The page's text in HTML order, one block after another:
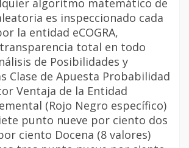
algoritmo matemático de
es inspeccionado cada
la entidad eCOGRA,
total en todo
de Posibilidades y
Clase de Apuesta Probabilidad
Ventaja de la Entidad
(Rojo Negro específico)
punto nueve por ciento dos
ciento Docena (8 valores)